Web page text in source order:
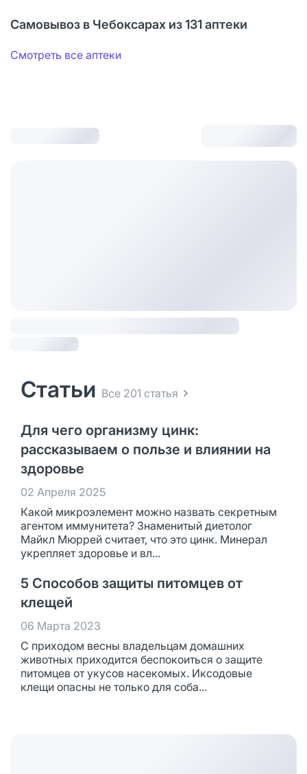
Самовывоз в Чебоксарах из 131 аптеки
Смотреть все аптеки
Статьи Все 201 статья
Для чего организму цинк:
рассказываем о пользе и влиянии на
здоровье
02 Апреля 2025
Какой микроэлемент можно назвать секретным
агентом иммунитета? Знаменитый диетолог
Майкл Мюррей считает, что это цинк. Минерал
укрепляет здоровье и вл...
5 Способов защиты питомцев от
клещей
06 Марта 2023
С приходом весны владельцам домашних
животных приходится беспокоиться о защите
питомцев от укусов насекомых. Иксодовые
клещи опасны не только для соба...